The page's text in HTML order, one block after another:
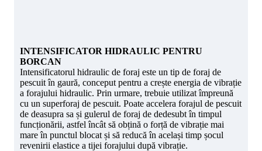
INTENSIFICATOR HIDRAULIC PENTRU
BORCAN
Intensificatorul hidraulic de foraj este un tip de foraj de
pescuit în gaură, conceput pentru a crește energia de vibrație
a forajului hidraulic. Prin urmare, trebuie utilizat împreună
cu un superforaj de pescuit. Poate accelera forajul de pescuit
de deasupra sa și gulerul de foraj de dedesubt în timpul
funcționării, astfel încât să obțină o forță de vibrație mai
mare în punctul blocat și să reducă în același timp șocul
revenirii elastice a tijei forajului după vibrație.